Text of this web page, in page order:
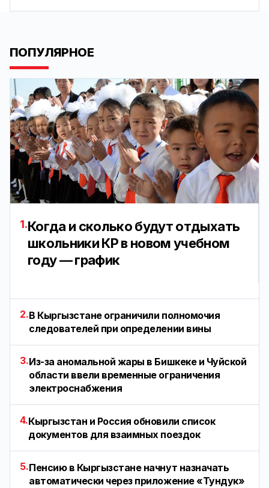
ПОПУЛЯРНОЕ
1.Когда и сколько будут отдыхать
школьники КР в новом учебном
году — график
2.В Кыргызстане ограничили полномочия
следователей при определении вины
3.Из-за аномальной жары в Бишкеке и Чуйской
области ввели временные ограничения
электроснабжения
4.Кыргызстан и Россия обновили список
документов для взаимных поездок
5.Пенсию в Кыргызстане начнут назначать
автоматически через приложение «Тундук»